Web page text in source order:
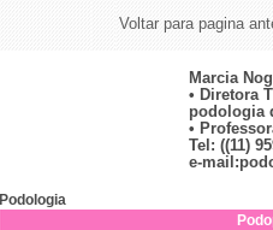
Voltar para pagina
Marcia
• Diretora
podologia
•
Tel: ((11)
e-mail:
Podologia